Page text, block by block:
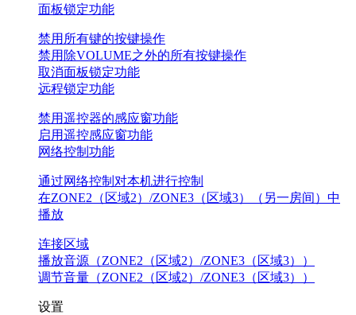
面板锁定功能
禁用所有键的按键操作
禁用除VOLUME之外的所有按键操作
取消面板锁定功能
远程锁定功能
禁用遥控器的感应窗功能
启用遥控感应窗功能
网络控制功能
通过网络控制对本机进行控制
在ZONE2（区域2）/ZONE3（区域3）（另一房间）中
播放
连接区域
播放音源（ZONE2（区域2）/ZONE3（区域3））
调节音量（ZONE2（区域2）/ZONE3（区域3））
设置